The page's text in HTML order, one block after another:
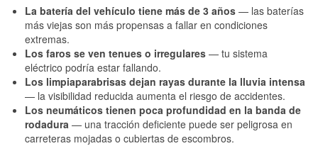
La batería del vehículo tiene más de 3 años — las baterías
más viejas son más propensas a fallar en condiciones
extremas.
Los faros se ven tenues o irregulares — tu sistema
eléctrico podría estar fallando.
Los limpiaparabrisas dejan rayas durante la lluvia intensa
— la visibilidad reducida aumenta el riesgo de accidentes.
Los neumáticos tienen poca profundidad en la banda de
rodadura — una tracción deficiente puede ser peligrosa en
carreteras mojadas o cubiertas de escombros.